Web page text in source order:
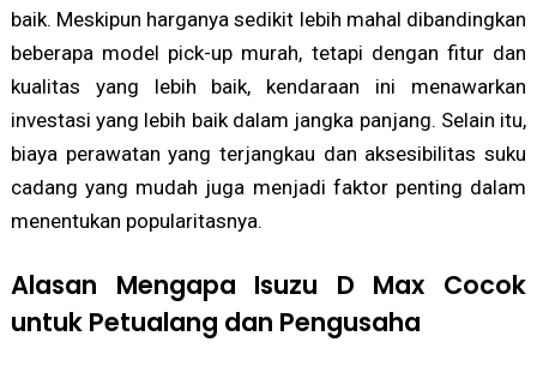
baik. Meskipun harganya sedikit lebih mahal dibandingkan
beberapa model pick-up murah, tetapi dengan fitur dan
kualitas yang lebih baik, kendaraan ini menawarkan
investasi yang lebih baik dalam jangka panjang. Selain itu,
biaya perawatan yang terjangkau dan aksesibilitas suku
cadang yang mudah juga menjadi faktor penting dalam
menentukan popularitasnya.
Alasan Mengapa Isuzu D Max Cocok
untuk Petualang dan Pengusaha